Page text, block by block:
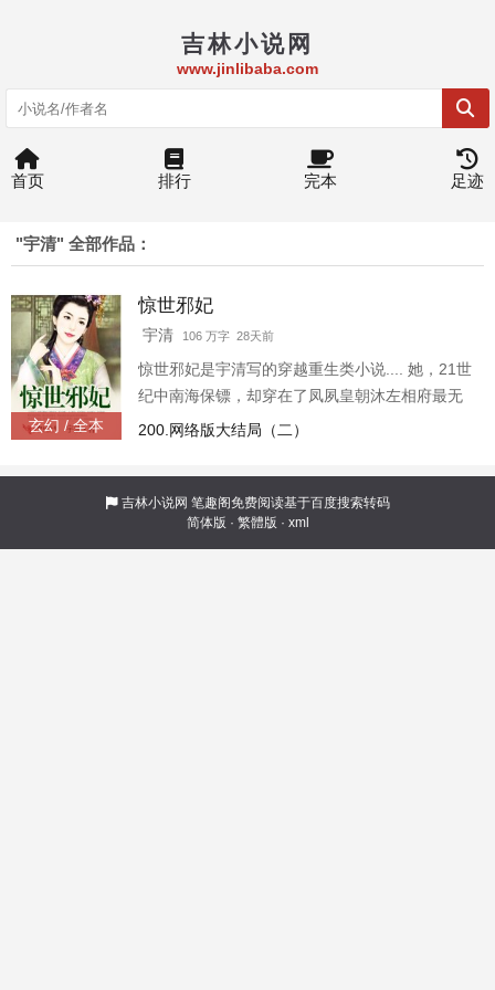
吉林小说网
www.jinlibaba.com
首页 排行 完本 足迹
"宇清" 全部作品：
玄幻 / 全本
惊世邪妃
宇清 106 万字 28天前
惊世邪妃是宇清写的穿越重生类小说.... 她，21世
纪中南海保镖，却穿在了凤夙皇朝沐左相府最无
用的废柴“丑”颜三小姐身上，出嫁当日惨遭休弃，
谋害； 他，凤夙皇朝的妖孽二皇子，传言说其相
貌丑陋，怪病缠身，见不得日光，近不了女子，
冷血阴狠，被誉为“恶魔”，却偏只能以她的身体才
能根除蛊毒；他步步为饵，不料先丢了心……
200.网络版大结局（二）
吉林小说网 笔趣阁免费阅读基于百度搜索转码
简体版 · 繁體版 · xml